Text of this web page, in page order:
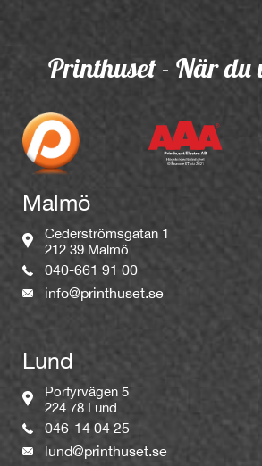
Printhuset - När du
Malmö
Cederströmsgatan 1
212 39 Malmö
040-661 91 00
info@printhuset.se
Lund
Porfyrvägen 5
224 78 Lund
046-14 04 25
lund@printhuset.se